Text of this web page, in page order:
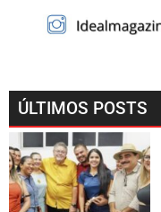
ÚLTIMOS POSTS